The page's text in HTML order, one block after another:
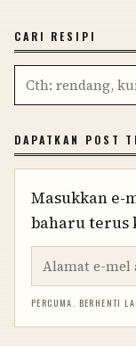
CARI RESIPI
DAPATKAN POST
Masukkan e-
baharu terus
PERCUMA. BERHENTI